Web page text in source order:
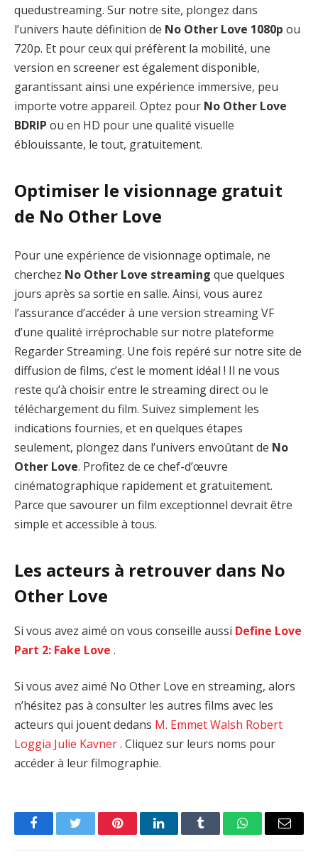
quedustreaming. Sur notre site, plongez dans
l’univers haute définition de No Other Love 1080p ou
720p. Et pour ceux qui préfèrent la mobilité, une
version en screener est également disponible,
garantissant ainsi une expérience immersive, peu
importe votre appareil. Optez pour No Other Love
BDRIP ou en HD pour une qualité visuelle
éblouissante, le tout, gratuitement.
Optimiser le visionnage gratuit
de No Other Love
Pour une expérience de visionnage optimale, ne
cherchez No Other Love streaming que quelques
jours après sa sortie en salle. Ainsi, vous aurez
l’assurance d’accéder à une version streaming VF
d’une qualité irréprochable sur notre plateforme
Regarder Streaming. Une fois repéré sur notre site de
diffusion de films, c’est le moment idéal ! Il ne vous
reste qu’à choisir entre le streaming direct ou le
téléchargement du film. Suivez simplement les
indications fournies, et en quelques étapes
seulement, plongez dans l’univers envoûtant de No
Other Love. Profitez de ce chef-d’œuvre
cinématographique rapidement et gratuitement.
Parce que savourer un film exceptionnel devrait être
simple et accessible à tous.
Les acteurs à retrouver dans No
Other Love
Si vous avez aimé on vous conseille aussi Define Love
Part 2: Fake Love .
Si vous avez aimé No Other Love en streaming, alors
n’hésitez pas à consulter les autres films avec les
acteurs qui jouent dedans M. Emmet Walsh Robert
Loggia Julie Kavner. Cliquez sur leurs noms pour
accéder à leur filmographie.
FacebookTwitter PinterestLinkedInTumblr WhatsAppEmail